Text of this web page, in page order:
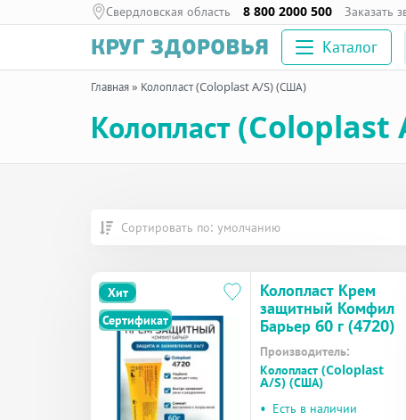
Свердловская область 8 800 2000 500 Заказать
Каталог
Главная» Колопласт (Coloplast A/S) (США)
Колопласт
Сортировать по: умолчанию
Хит
Сертификат
Колопласт Крем
защитный Комфил
Барьер 60 г (4720)
Производитель:
Колопласт (Coloplast
A/S) (США)
• Есть в наличии